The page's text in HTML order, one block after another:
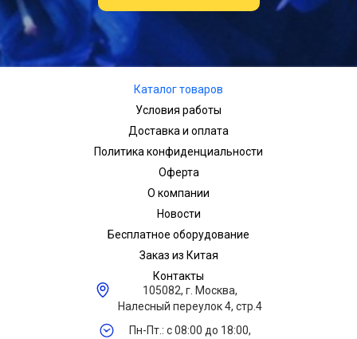
Каталог товаров
Условия работы
Доставка и оплата
Политика конфиденциальности
Оферта
О компании
Новости
Бесплатное оборудование
Заказ из Китая
Контакты
105082, г. Москва,
Налесный переулок 4, стр.4
Пн-Пт.: с 08:00 до 18:00,